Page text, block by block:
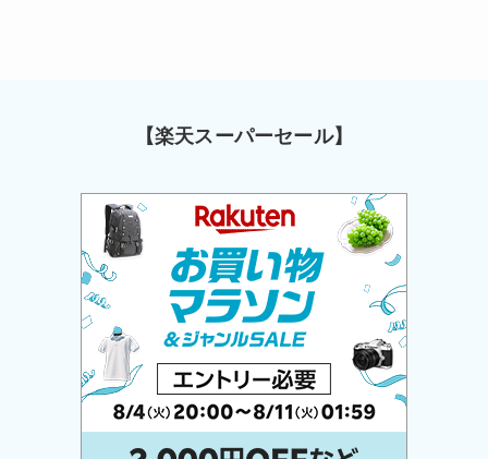
【楽天スーパーセール】